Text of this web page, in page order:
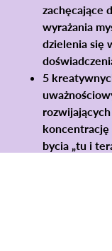
zachęcające
wyrażania
dzielenia się
5
bycia „tu i